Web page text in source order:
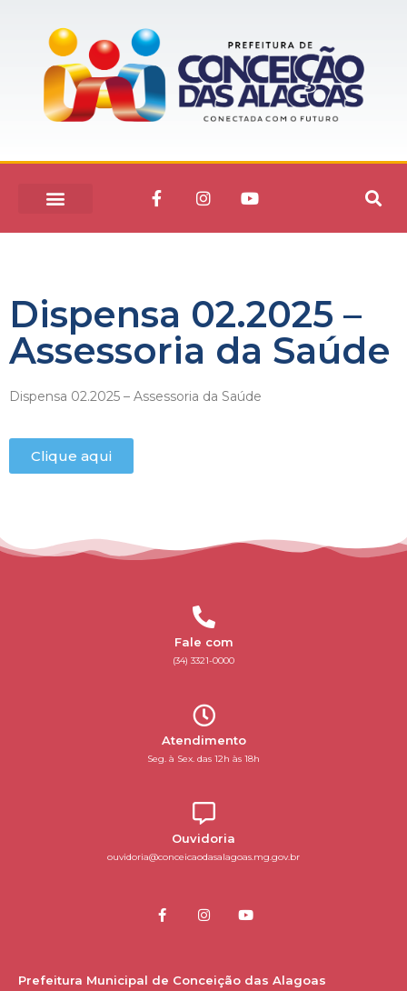
Dispensa 02.2025 –
Assessoria da Saúde
Dispensa 02.2025 – Assessoria da Saúde
Clique aqui
Fale com
(34) 3321-0000
Atendimento
Seg. à Sex. das 12h às 18h
Ouvidoria
ouvidoria@conceicaodasalagoas.mg.gov.br
Prefeitura Municipal de Conceição das Alagoas